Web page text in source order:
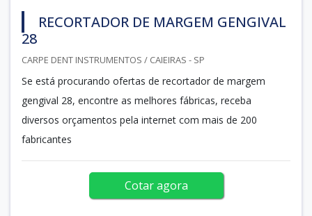
RECORTADOR DE MARGEM GENGIVAL
28
CARPE DENT INSTRUMENTOS / CAIEIRAS - SP
Se está procurando ofertas de recortador de margem
gengival 28, encontre as melhores fábricas, receba
diversos orçamentos pela internet com mais de 200
fabricantes
Cotar agora